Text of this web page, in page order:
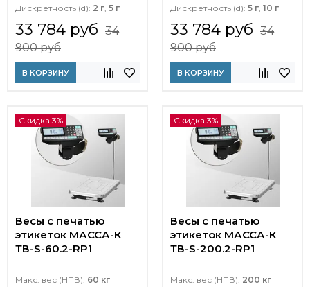
Дискретность (d): 2 г, 5 г
33 784 руб 34
900 руб
В КОРЗИНУ
Дискретность (d): 5 г, 10 г
33 784 руб 34
900 руб
В КОРЗИНУ
Скидка 3%
Весы с печатью
этикеток МАССА-К
ТВ-S-60.2-RP1
Макс. вес (НПВ): 60 кг
Скидка 3%
Весы с печатью
этикеток МАССА-К
ТВ-S-200.2-RP1
Макс. вес (НПВ): 200 кг